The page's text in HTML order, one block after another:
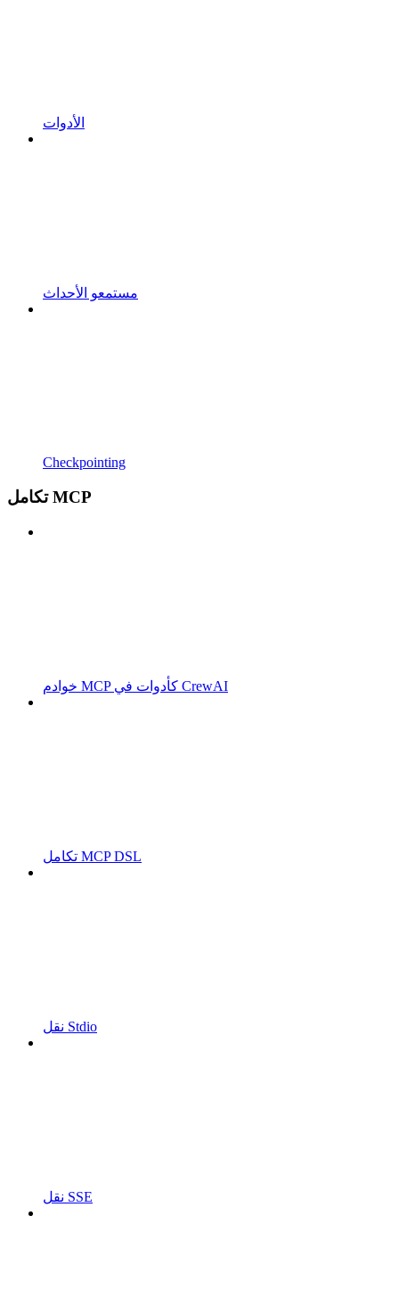
الأدوات
مستمعو الأحداث
Checkpointing
تكامل MCP
خوادم MCP كأدوات في CrewAI
تكامل MCP DSL
نقل Stdio
نقل SSE